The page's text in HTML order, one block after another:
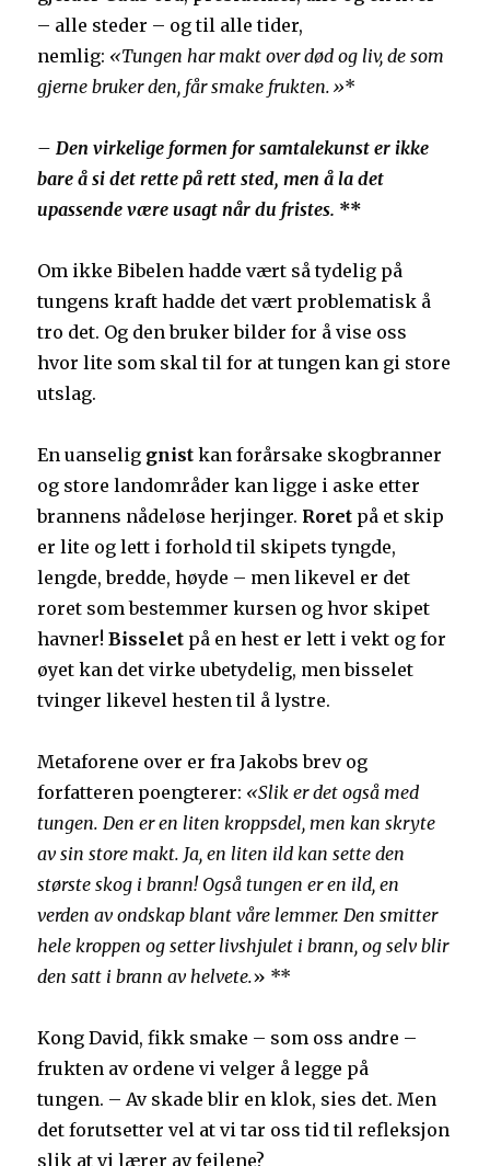
– alle steder – og til alle tider,
nemlig: «Tungen har makt over død og liv, de som
gjerne bruker den, får smake frukten.»*
– Den virkelige formen for samtalekunst er ikke
bare å si det rette på rett sted, men å la det
upassende være usagt når du fristes. **
Om ikke Bibelen hadde vært så tydelig på
tungens kraft hadde det vært problematisk å
tro det. Og den bruker bilder for å vise oss
hvor lite som skal til for at tungen kan gi store
utslag.
En uanselig gnist kan forårsake skogbranner
og store landområder kan ligge i aske etter
brannens nådeløse herjinger. Roret på et skip
er lite og lett i forhold til skipets tyngde,
lengde, bredde, høyde – men likevel er det
roret som bestemmer kursen og hvor skipet
havner!Bisselet på en hest er lett i vekt og for
øyet kan det virke ubetydelig, men bisselet
tvinger likevel hesten til å lystre.
Metaforene over er fra Jakobs brev og
forfatteren poengterer: «Slik er det også med
tungen. Den er en liten kroppsdel, men kan skryte
av sin store makt. Ja, en liten ild kan sette den
største skog i brann! Også tungen er en ild, en
verden av ondskap blant våre lemmer. Den smitter
hele kroppen og setter livshjulet i brann, og selv blir
den satt i brann av helvete.» **
Kong David, fikk smake – som oss andre –
frukten av ordene vi velger å legge på
tungen. – Av skade blir en klok, sies det. Men
det forutsetter vel at vi tar oss tid til refleksjon
slik at vi lærer av feilene?